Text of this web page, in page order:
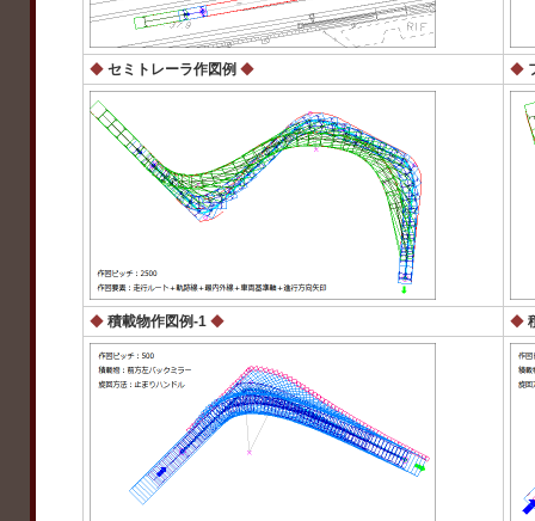
◆ セミトレーラ作図例 ◆ ◆
◆ 積載物作図例-1 ◆ ◆